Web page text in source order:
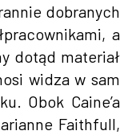
dobranych
a
dotąd materiał
widza w sam
Obok Caine’a
Faithfull,